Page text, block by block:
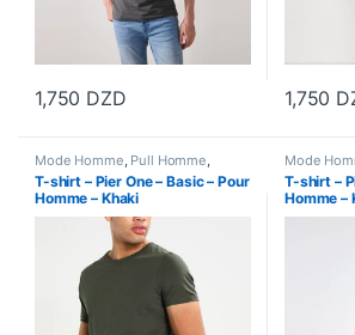
1,750 DZD
Ce produit a plusieurs variations. Les
1,750
Ce
Mode Homme Pull Homme
Vetements Homme
T-shirt – Pier One – Basic – Pour
Homme – Khaki
Mode
Vetements
T-shirt –
Homme –